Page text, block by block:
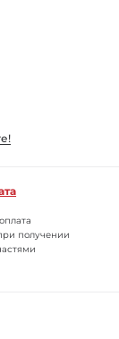
получении